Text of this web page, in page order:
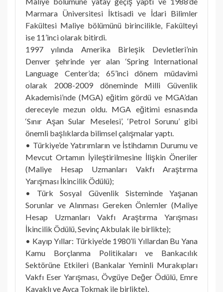
Marmara Üniversitesi İktisadi ve İdari Bilimler
Fakültesi Maliye bölümünü birincilikle, Fakülteyi
ise 11’inci olarak bitirdi.
1997 yılında Amerika Birleşik Devletleri’nin
Denver şehrinde yer alan ‘Spring International
Language Center’da; 65’inci dönem müdavimi
olarak 2008-2009 döneminde Milli Güvenlik
Akademisi’nde (MGA) eğitim gördü ve MGA’dan
dereceyle mezun oldu. MGA eğitimi esnasında
‘Sınır Aşan Sular Meselesi’, ‘Petrol Sorunu’ gibi
önemli başlıklarda bilimsel çalışmalar yaptı.
• Türkiye’de Yatırımların ve İstihdamın Durumu ve
Mevcut Ortamın İyileştirilmesine İlişkin Öneriler
(Maliye Hesap Uzmanları Vakfı Araştırma
Yarışması İkincilik Ödülü);
• Türk Sosyal Güvenlik Sisteminde Yaşanan
Sorunlar ve Alınması Gereken Önlemler (Maliye
Hesap Uzmanları Vakfı Araştırma Yarışması
İkincilik Ödülü, Sevinç Akbulak ile birlikte);
• Kayıp Yıllar: Türkiye’de 1980’li Yıllardan Bu Yana
Kamu Borçlanma Politikaları ve Bankacılık
Sektörüne Etkileri (Bankalar Yeminli Murakıpları
Vakfı Eser Yarışması, Övgüye Değer Ödülü, Emre
Kavaklı ve Ayça Tokmak ile birlikte),